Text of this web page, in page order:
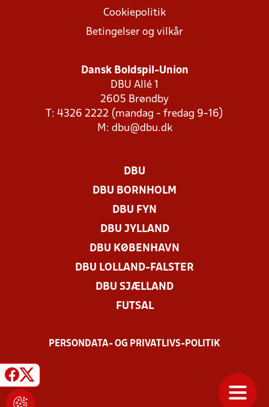
Cookiepolitik
Betingelser og vilkår
Dansk Boldspil-Union
DBU Allé 1
2605 Brøndby
T: 4326 2222 (mandag - fredag 9-16)
M: dbu@dbu.dk
DBU
DBU BORNHOLM
DBU FYN
DBU JYLLAND
DBU KØBENHAVN
DBU LOLLAND-FALSTER
DBU SJÆLLAND
FUTSAL
PERSONDATA- OG PRIVATLIVS-POLITIK